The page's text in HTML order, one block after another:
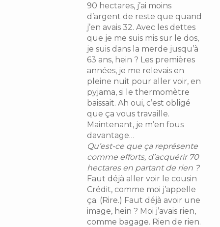
90 hectares, j’ai moins
d’argent de reste que quand
j’en avais 32. Avec les dettes
que je me suis mis sur le dos,
je suis dans la merde jusqu’à
63 ans, hein ? Les premières
années, je me relevais en
pleine nuit pour aller voir, en
pyjama, si le thermomètre
baissait. Ah oui, c’est obligé
que ça vous travaille.
Maintenant, je m’en fous
davantage…
Qu’est-ce que ça représente
comme efforts, d’acquérir 70
hectares en partant de rien ?
Faut déjà aller voir le cousin
Crédit, comme moi j’appelle
ça. (Rire.) Faut déjà avoir une
image, hein ? Moi j’avais rien,
comme bagage. Rien de rien.